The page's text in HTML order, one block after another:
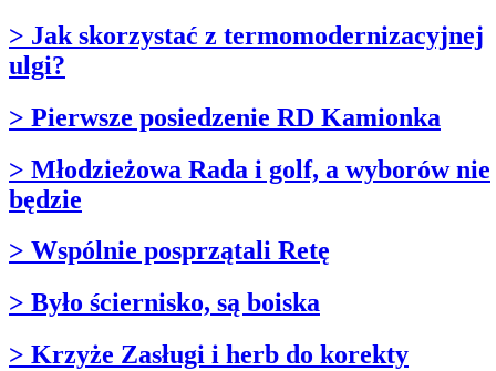
> Jak skorzystać z termomodernizacyjnej
ulgi?
> Pierwsze posiedzenie RD Kamionka
> Młodzieżowa Rada i golf, a wyborów nie
będzie
> Wspólnie posprzątali Retę
> Było ściernisko, są boiska
> Krzyże Zasługi i herb do korekty